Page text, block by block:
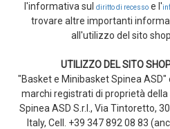
l'informativa sul
diritto di recesso e l'
trovare altre importanti
all'utilizzo del sito
UTILIZZO DEL SITO
"Basket e Minibasket Spinea
marchi registrati di proprietà
Spinea ASD S.r.l., Via Tintoretto,
Italy, Cell. +39 347 892 08 83